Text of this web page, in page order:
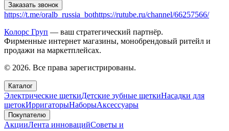
Заказать звонок
https://t.me/oralb_russia_bothttps://rutube.ru/channel/66257566/
Колорс Груп — ваш стратегический партнёр.
Фирменные интернет магазины, монобрендовый ритейл и
продажи на маркетплейсах.
© 2026. Все права зарегистрированы.
Каталог
Электрические щеткиДетские зубные щеткиНасадки для
щетокИрригаторыНаборыАксессуары
Покупателю
АкцииЛента инновацийСоветы и